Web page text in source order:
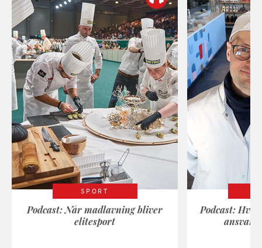
SPORT
Podcast: Når madlavning bliver
elitesport
Podcast: